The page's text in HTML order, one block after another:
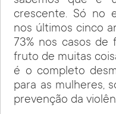
crescente. Só no
nos últimos cinco
73% nos casos de
fruto de muitas
é o completo
para as mulheres,
prevenção da